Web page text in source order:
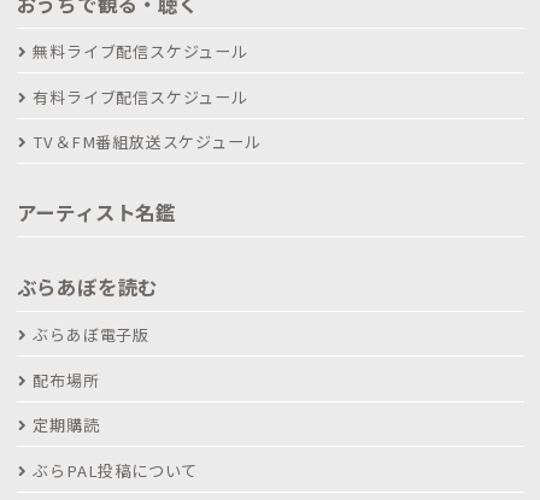
無料ライブ配信スケジュール
有料ライブ配信スケジュール
TV＆FM番組放送スケジュール
アーティスト名鑑
ぶらあぼを読む
ぶらあぼ電子版
配布場所
定期購読
ぶらPAL投稿について